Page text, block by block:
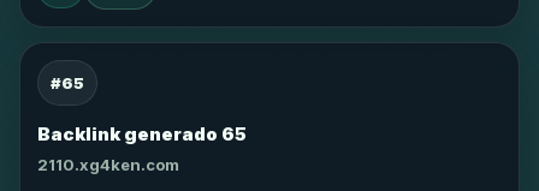
#65
Backlink generado 65
2110.xg4ken.com